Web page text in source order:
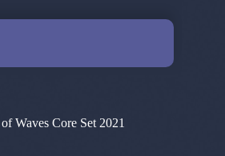
Waves Core Set 2021